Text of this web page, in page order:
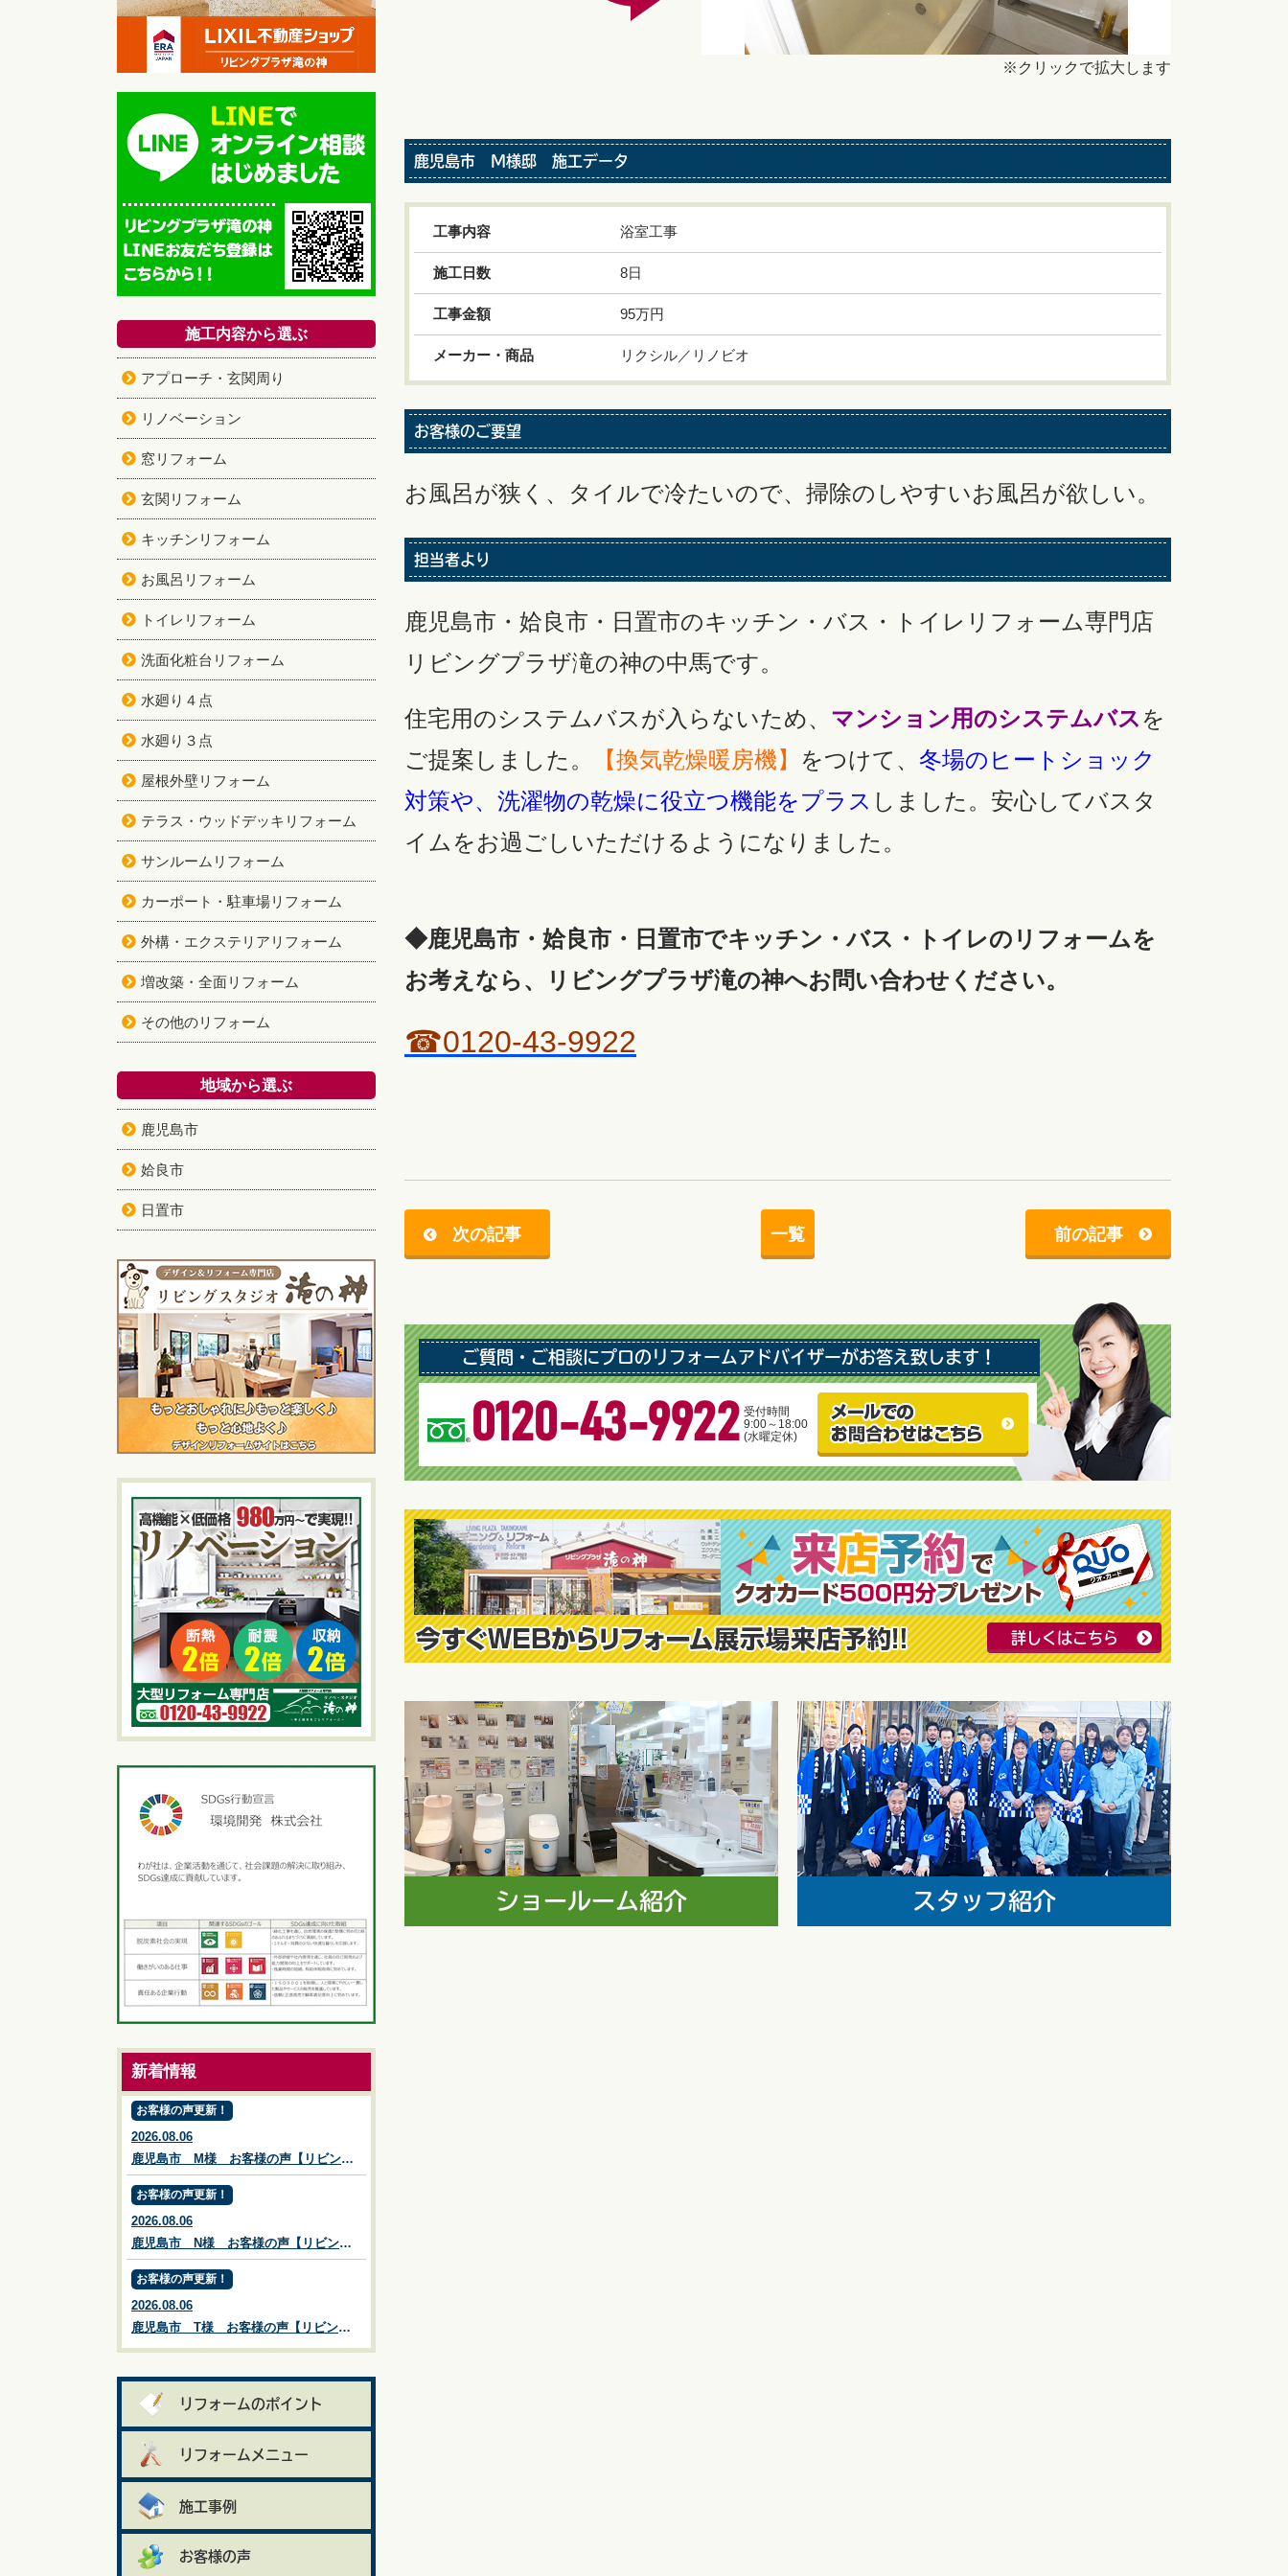
※クリックで拡大します
鹿児島市 Ｍ様邸 施工データ
工事内容 浴室工事
施工日数 8日
工事金額 95万円
メーカー・商品 リクシル／リノビオ
お客様のご要望
お風呂が狭く、タイルで冷たいので、掃除のしやすいお風呂が欲しい。
担当者より
鹿児島市・姶良市・日置市のキッチン・バス・トイレリフォーム専門店
リビングプラザ滝の神の中馬です。
住宅用のシステムバスが入らないため、 マンション用のシステムバスを
ご提案しました。
【換気乾燥暖房機】 をつけて、 冬場のヒートショック
対策や、洗濯物の乾燥に役立つ機能をプラス しました。安心してバスタ
イムをお過ごしいただけるようになりました。
◆鹿児島市・姶良市・日置市でキッチン・バス・トイレのリフォームを
お考えなら、リビングプラザ滝の神へお問い合わせください。
☎0120-43-9922
次の記事 一覧 前の記事
ご質問・ご相談にプロのリフォームアドバイザーがお答え致します！
0120-43-9922 受付時間
9:00～18:00
(水曜定休)
詳しくはこちら
施工内容から選ぶ
アプローチ・玄関周り
リノベーション
窓リフォーム
玄関リフォーム
キッチンリフォーム
お風呂リフォーム
トイレリフォーム
洗面化粧台リフォーム
水廻り４点
水廻り３点
屋根外壁リフォーム
テラス・ウッドデッキリフォーム
サンルームリフォーム
カーポート・駐車場リフォーム
外構・エクステリアリフォーム
増改築・全面リフォーム
その他のリフォーム
地域から選ぶ
鹿児島市
姶良市
日置市
新着情報
お客様の声更新！
2026.08.06
鹿児島市 M様 お客様の声【リビングプラザ滝の神】鹿児島市・リフォーム・塗装・外構・造園
お客様の声更新！
2026.08.06
鹿児島市 N様 お客様の声【リビングプラザ滝の神】鹿児島市・リフォーム・塗装・外構・造園
お客様の声更新！
2026.08.06
鹿児島市 T様 お客様の声【リビングプラザ滝の神】鹿児島市・リフォーム・塗装・外構・造園
リフォームのポイント
リフォームメニュー
施工事例
お客様の声